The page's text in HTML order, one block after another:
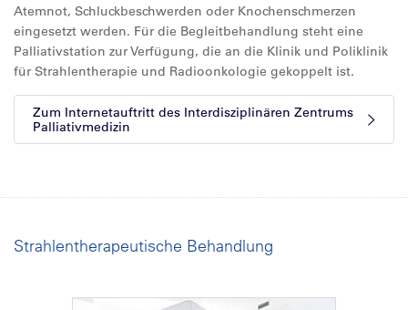
Atemnot, Schluckbeschwerden oder Knochenschmerzen
eingesetzt werden. Für die Begleitbehandlung steht eine
Palliativstation zur Verfügung, die an die Klinik und Poliklinik
für Strahlentherapie und Radioonkologie gekoppelt ist.
Zum Internetauftritt des Interdisziplinären Zentrums
Palliativmedizin
Strahlentherapeutische Behandlung